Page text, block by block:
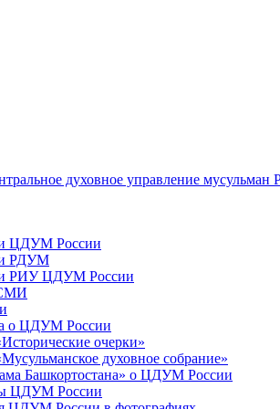
духовное управление мусульман
ЦДУМ России
РДУМ
РИУ ЦДУМ России
о ЦДУМ России
очерки»
духовное собрание»
Башкортостана» о ЦДУМ России
ЦДУМ России